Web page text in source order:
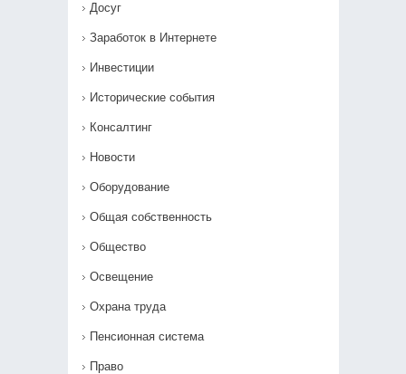
Досуг
Заработок в Интернете
Инвестиции
Исторические события
Консалтинг
Новости
Оборудование
Общая собственность
Общество
Освещение
Охрана труда
Пенсионная система
Право